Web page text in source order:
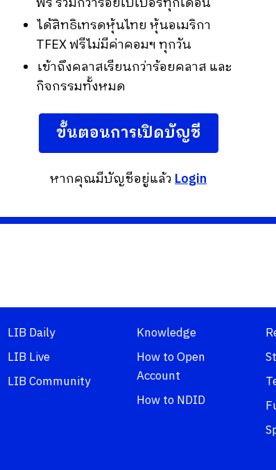
ได้สิทธิเทรดหุ้นไทย หุ้นอเมริกา
TFEX ฟรีไม่มีค่าคอมฯ ทุกวัน
เข้าถึงคลาสเรียนกว่าร้อยคลาส และ
กิจกรรมทั้งหมด
ขั้นตอนการเปิดบัญชี
หากคุณมีบัญชีอยู่แล้วLogin
LIB Daily
LIB Live
LIB Community
Knowledge
How to Open
Account
How to NDID